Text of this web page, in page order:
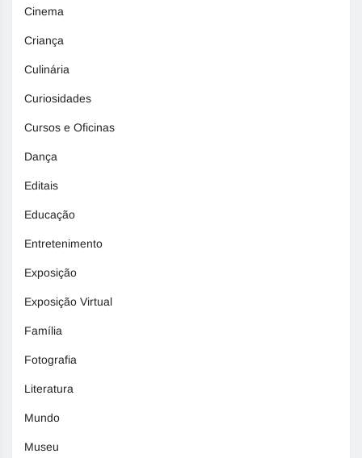
Cinema
Criança
Culinária
Curiosidades
Cursos e Oficinas
Dança
Editais
Educação
Entretenimento
Exposição
Exposição Virtual
Família
Fotografia
Literatura
Mundo
Museu